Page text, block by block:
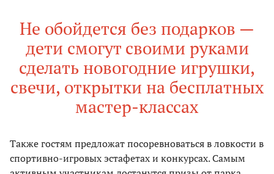
Не обойдется без подарков —
дети смогут своими руками
сделать новогодние игрушки,
свечи, открытки на бесплатных
мастер-классах
Также гостям предложат посоревноваться в ловкости в
спортивно-игровых эстафетах и конкурсах. Самым